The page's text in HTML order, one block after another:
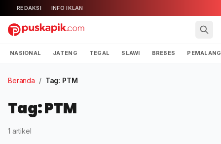
REDAKSI INFO IKLAN
NASIONAL JATENG TEGAL SLAWI BREBES PEMALANG
Beranda / Tag: PTM
Tag: PTM
1 artikel